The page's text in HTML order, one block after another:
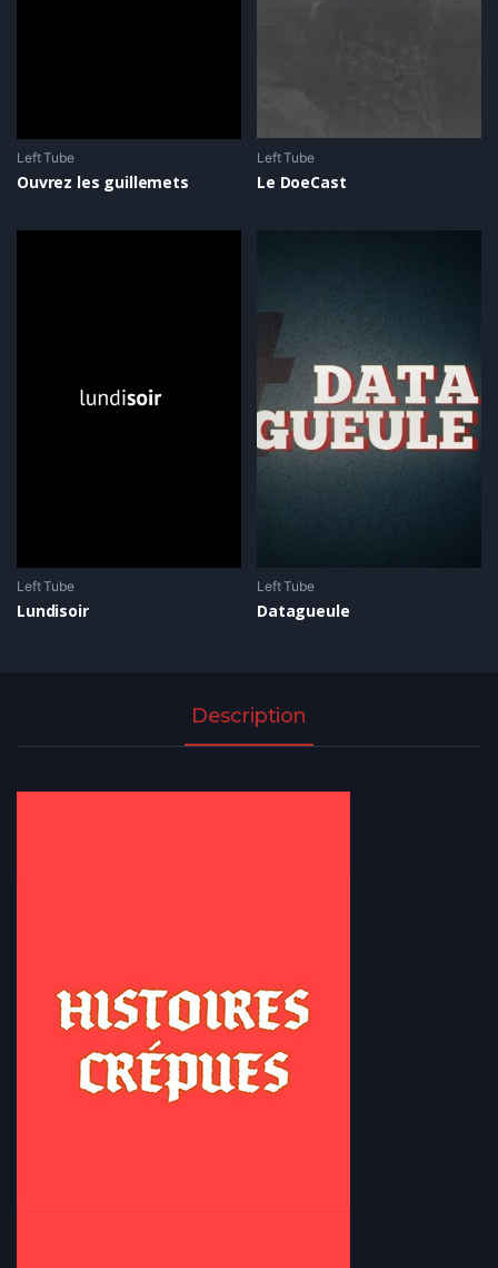
Left Tube
Ouvrez les guillemets
Left Tube
Le DoeCast
Left Tube
Lundisoir
Left Tube
Datagueule
Description